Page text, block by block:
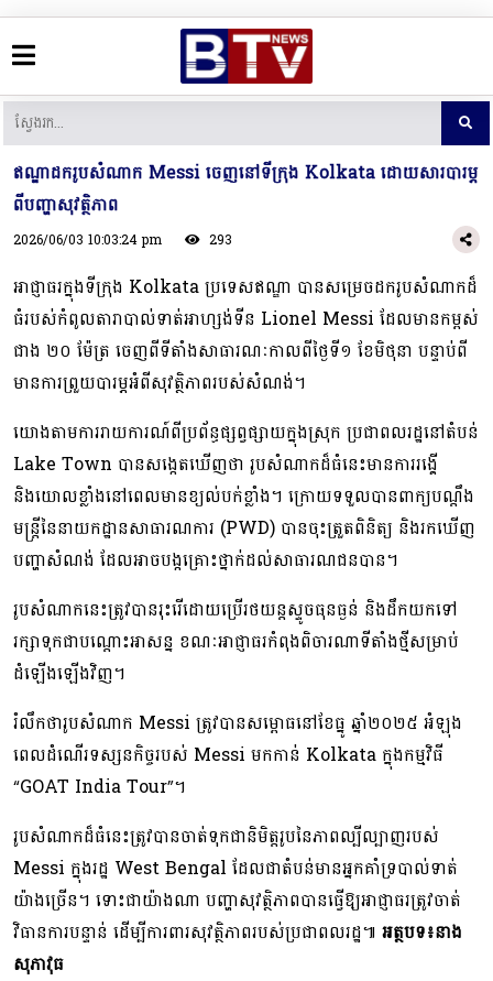
ឥណ្ឌាដករូបសំណាក Messi ចេញនៅទីក្រុង Kolkata ដោយសារបារម្ភ
ពីបញ្ហាសុវត្ថិភាព
2026/06/03 10:03:24 pm 293
អាជ្ញាធរក្នុងទីក្រុង Kolkata ប្រទេសឥណ្ឌា បានសម្រេចដករូបសំណាកដ៏
ធំរបស់​កំពូល​តារា​បាល់​ទាត់​អាហ្សង់ទីន Lionel Messi ដែលមានកម្ពស់
ជាង ២០ ម៉ែត្រ ចេញពីទីតាំង​សាធារណៈ​កា​ល​ពី​ថ្ងៃទី១ ខែមិថុនា បន្ទាប់ពី
មានការព្រួយបារម្ភអំពីសុវត្ថិភាពរបស់សំណង់។
យោងតាមការរាយការណ៍ពីប្រព័ន្ធផ្សព្វផ្សាយក្នុងស្រុក ប្រជាពលរដ្ឋនៅតំបន់
Lake Town បាន​សង្កេត​ឃើញថា រូបសំណាកដ៏ធំនេះមានការរង្គើ
និងយោលខ្លាំងនៅពេលមានខ្យល់បក់ខ្លាំង។ ក្រោយទទួលបានពាក្យបណ្តឹង
មន្ត្រីនៃនាយកដ្ឋានសាធារណការ (PWD) បានចុះត្រួតពិនិត្យ និងរកឃើញ
បញ្ហាសំណង់ ដែលអាចបង្កគ្រោះថ្នាក់ដល់សាធារណជនបាន។
រូបសំណាកនេះត្រូវបានរុះរើដោយប្រើរថយន្តស្ទូចធុនធ្ងន់ និងដឹកយកទៅ
រក្សាទុកជាបណ្តោះអាសន្ន ខណៈអាជ្ញាធរកំពុងពិចារណាទីតាំងថ្មីសម្រាប់
ដំឡើងឡើងវិញ។
រំលឹកថារូបសំណាក Messi ត្រូវបានសម្ពោធនៅខែធ្នូ ឆ្នាំ២០២៥ អំឡុង
ពេលដំណើរទស្សនកិច្ចរបស់ Messi មកកាន់ Kolkata ក្នុងកម្មវិធី
“GOAT India Tour”។
រូបសំណាកដ៏ធំនេះត្រូវបានចាត់ទុកជានិមិត្តរូបនៃភាពល្បីល្បាញរបស់
Messi ក្នុងរដ្ឋ West Bengal ដែលជាតំបន់មានអ្នកគាំទ្របាល់ទាត់
យ៉ាងច្រើន។ ទោះជាយ៉ាងណា បញ្ហាសុវត្ថិភាពបានធ្វើឱ្យអាជ្ញាធរត្រូវចាត់
វិធានការបន្ទាន់ ដើម្បីការពារសុវត្ថិភាពរបស់ប្រជាពលរដ្ឋ៕ អត្ថបទ៖នាង
សុភាវុធ